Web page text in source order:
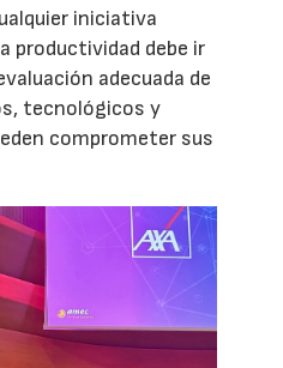
iniciativa
productividad debe ir
adecuada de
tecnológicos y
comprometer sus